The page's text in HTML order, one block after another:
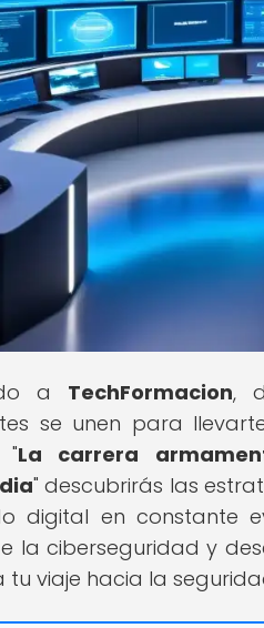
a TechFormacion,
se unen para
"La carrera
" descubrirás las
digital en constante
la ciberseguridad y
tu viaje hacia la